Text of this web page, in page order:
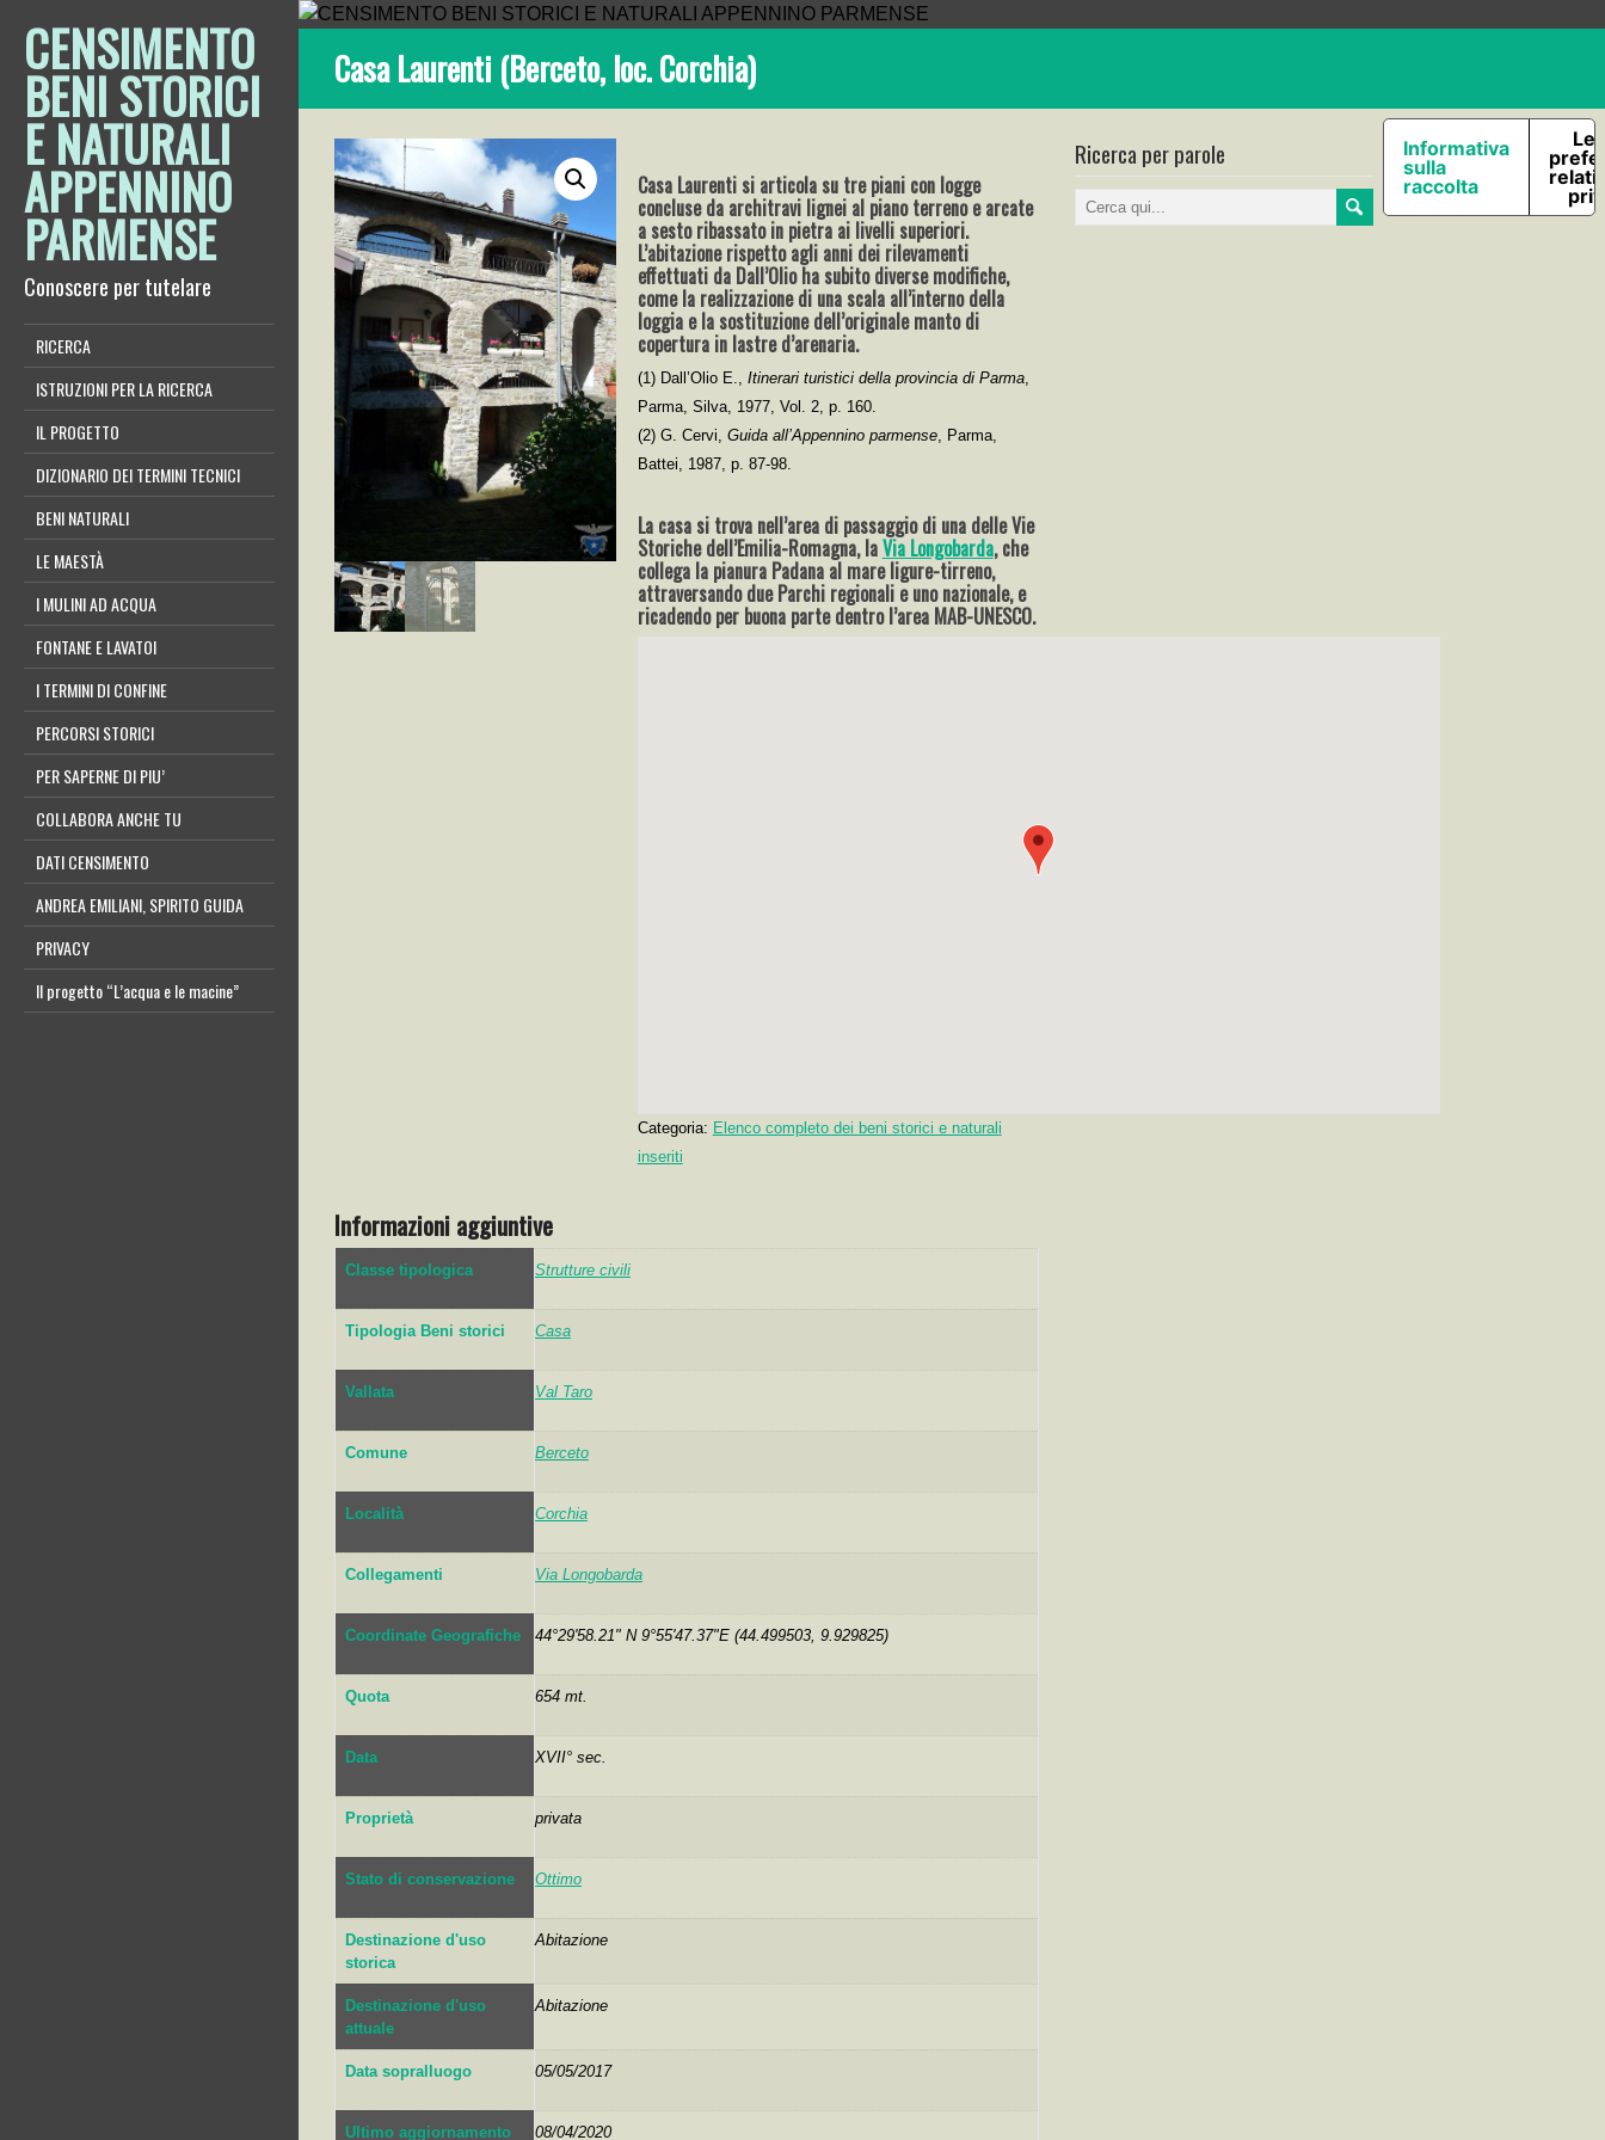
CENSIMENTO
BENI STORICI
E NATURALI
APPENNINO
PARMENSE
Conoscere per tutelare
RICERCA
ISTRUZIONI PER LA RICERCA
IL PROGETTO
DIZIONARIO DEI TERMINI TECNICI
BENI NATURALI
LE MAESTÀ
I MULINI AD ACQUA
FONTANE E LAVATOI
I TERMINI DI CONFINE
PERCORSI STORICI
PER SAPERNE DI PIU’
COLLABORA ANCHE TU
DATI CENSIMENTO
ANDREA EMILIANI, SPIRITO GUIDA
PRIVACY
Il progetto “L’acqua e le macine”
Casa Laurenti (Berceto, loc. Corchia)
Casa Laurenti si articola su tre piani con logge
concluse da architravi lignei al piano terreno e arcate
a sesto ribassato in pietra ai livelli superiori.
L’abitazione rispetto agli anni dei rilevamenti
effettuati da Dall’Olio ha subito diverse modifiche,
come la realizzazione di una scala all’interno della
loggia e la sostituzione dell’originale manto di
copertura in lastre d’arenaria.
(1) Dall’Olio E., Itinerari turistici della provincia di Parma,
Parma, Silva, 1977, Vol. 2, p. 160.
(2) G. Cervi, Guida all’Appennino parmense, Parma,
Battei, 1987, p. 87-98.
La casa si trova nell’area di passaggio di una delle Vie
Storiche dell’Emilia-Romagna, laVia Longobarda, che
collega la pianura Padana al mare ligure-tirreno,
attraversando due Parchi regionali e uno nazionale, e
ricadendo per buona parte dentro l’area MAB-UNESCO.
Categoria: Elenco completo dei beni storici e naturali
inseriti
Informazioni aggiuntive
Classe tipologica Strutture civili
Tipologia Beni storici Casa
Vallata Val Taro
Comune Berceto
Località Corchia
Collegamenti Via Longobarda
Coordinate Geografiche 44°29'58.21" N 9°55'47.37"E (44.499503, 9.929825)
Quota 654 mt.
Data XVII° sec.
Proprietà privata
Stato di conservazione Ottimo
Destinazione d'uso
storica
Abitazione
Destinazione d'uso
attuale
Abitazione
Data sopralluogo 05/05/2017
Ultimo aggiornamento 08/04/2020
Ricerca per parole
Informativa
sulla
raccolta
Le